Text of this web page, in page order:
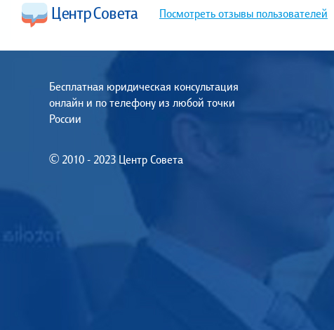
Посмотреть отзывы пользователей
Бесплатная юридическая консультация
онлайн и по телефону из любой точки
России
© 2010 - 2023 Центр Совета